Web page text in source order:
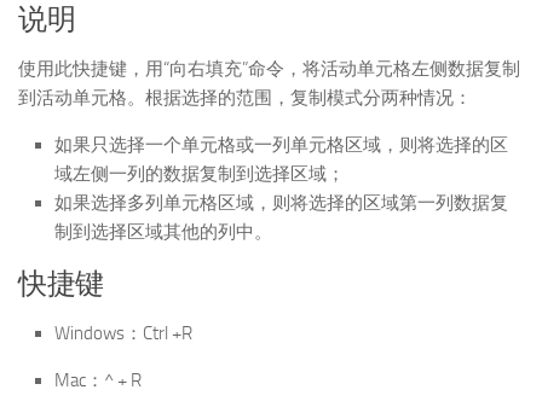
说明
使用此快捷键，用“向右填充”命令，将活动单元格左侧数据复制
到活动单元格。根据选择的范围，复制模式分两种情况：
如果只选择一个单元格或一列单元格区域，则将选择的区
域左侧一列的数据复制到选择区域；
如果选择多列单元格区域，则将选择的区域第一列数据复
制到选择区域其他的列中。
快捷键
Windows：Ctrl +R
Mac：^ + R